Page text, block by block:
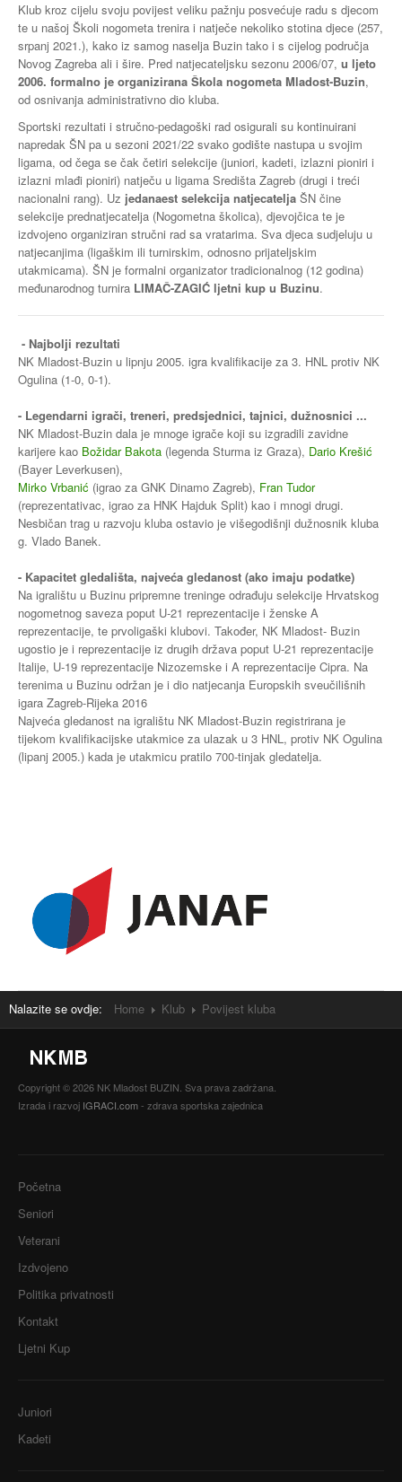
Klub kroz cijelu svoju povijest veliku pažnju posvećuje radu s djecom
te u našoj Školi nogometa trenira i natječe nekoliko stotina djece (257,
srpanj 2021.), kako iz samog naselja Buzin tako i s cijelog područja
Novog Zagreba ali i šire. Pred natjecateljsku sezonu 2006/07, u ljeto
2006. formalno je organizirana Škola nogometa Mladost-Buzin,
od osnivanja administrativno dio kluba.
Sportski rezultati i stručno-pedagoški rad osigurali su kontinuirani
napredak ŠN pa u sezoni 2021/22 svako godište nastupa u svojim
ligama, od čega se čak četiri selekcije (juniori, kadeti, izlazni pioniri i
izlazni mlađi pioniri) natječu u ligama Središta Zagreb (drugi i treći
nacionalni rang). Uz jedanaest selekcija natjecatelja ŠN čine
selekcije prednatjecatelja (Nogometna školica), djevojčica te je
izdvojeno organiziran stručni rad sa vratarima. Sva djeca sudjeluju u
natjecanjima (ligaškim ili turnirskim, odnosno prijateljskim
utakmicama). ŠN je formalni organizator tradicionalnog (12 godina)
međunarodnog turnira LIMAČ-ZAGIĆ ljetni kup u Buzinu.
- Najbolji rezultati
NK Mladost-Buzin u lipnju 2005. igra kvalifikacije za 3. HNL protiv NK
Ogulina (1-0, 0-1).
- Legendarni igrači, treneri, predsjednici, tajnici, dužnosnici ...
NK Mladost-Buzin dala je mnoge igrače koji su izgradili zavidne
karijere kao Božidar Bakota (legenda Sturma iz Graza), Dario Krešić
(Bayer Leverkusen),
Mirko Vrbanić (igrao za GNK Dinamo Zagreb), Fran Tudor
(reprezentativac, igrao za HNK Hajduk Split) kao i mnogi drugi.
Nesbičan trag u razvoju kluba ostavio je višegodišnji dužnosnik kluba
g. Vlado Banek.
- Kapacitet gledališta, najveća gledanost (ako imaju podatke)
Na igralištu u Buzinu pripremne treninge odrađuju selekcije Hrvatskog
nogometnog saveza poput U-21 reprezentacije i ženske A
reprezentacije, te prvoligaški klubovi. Također, NK Mladost- Buzin
ugostio je i reprezentacije iz drugih država poput U-21 reprezentacije
Italije, U-19 reprezentacije Nizozemske i A reprezentacije Cipra. Na
terenima u Buzinu održan je i dio natjecanja Europskih sveučilišnih
igara Zagreb-Rijeka 2016
Najveća gledanost na igralištu NK Mladost-Buzin registrirana je
tijekom kvalifikacijske utakmice za ulazak u 3 HNL, protiv NK Ogulina
(lipanj 2005.) kada je utakmicu pratilo 700-tinjak gledatelja.
Nalazite se ovdje: Home Klub Povijest kluba
Copyright © 2026 NK Mladost BUZIN. Sva prava zadržana.
Izrada i razvoj IGRACI.com- zdrava sportska zajednica
Početna
Seniori
Veterani
Izdvojeno
Politika privatnosti
Kontakt
Ljetni Kup
Juniori
Kadeti